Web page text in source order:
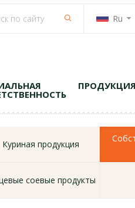
Ru
ПРОДУКЦИЯ
Куриная продукция
соевые продукты